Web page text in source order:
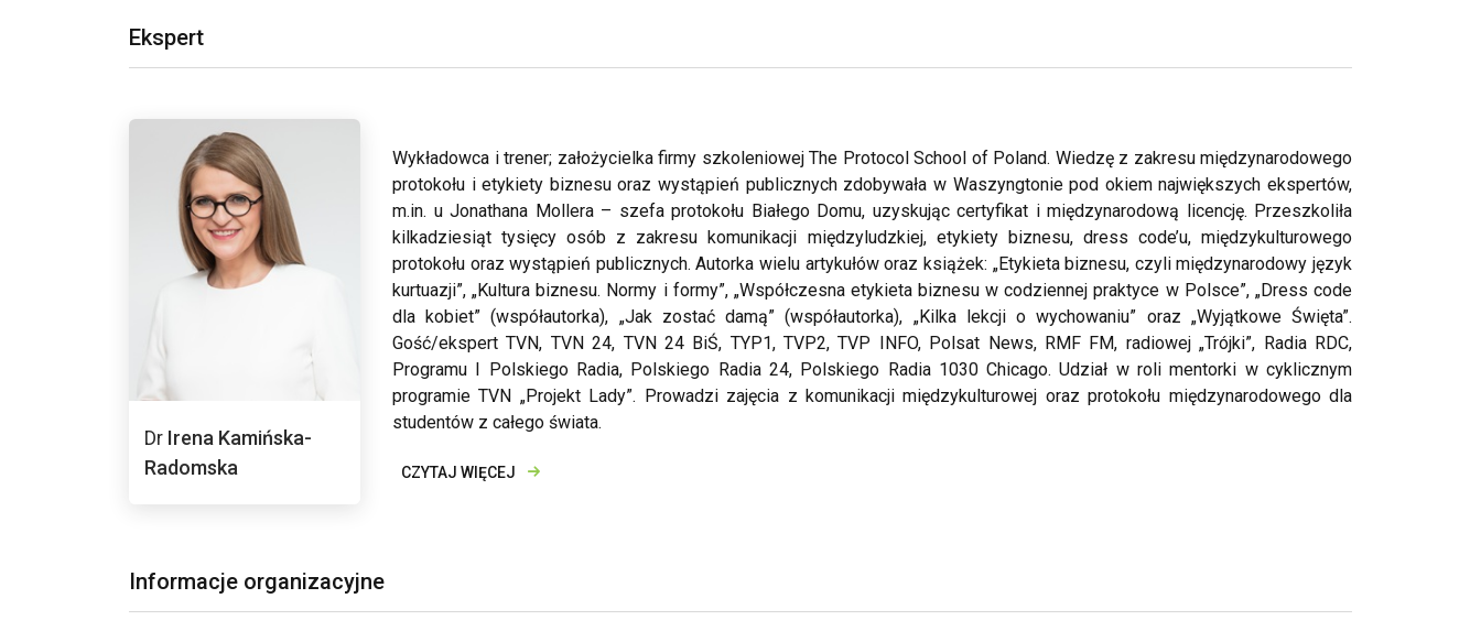
Ekspert
Dr Irena Kamińska-
Radomska
Wykładowca i trener; założycielka firmy szkoleniowej The Protocol School of Poland. Wiedzę z zakresu międzynarodowego
protokołu i etykiety biznesu oraz wystąpień publicznych zdobywała w Waszyngtonie pod okiem największych ekspertów,
m.in. u Jonathana Mollera – szefa protokołu Białego Domu, uzyskując certyfikat i międzynarodową licencję. Przeszkoliła
kilkadziesiąt tysięcy osób z zakresu komunikacji międzyludzkiej, etykiety biznesu, dress code’u, międzykulturowego
protokołu oraz wystąpień publicznych. Autorka wielu artykułów oraz książek: „Etykieta biznesu, czyli międzynarodowy język
kurtuazji”, „Kultura biznesu. Normy i formy”, „Współczesna etykieta biznesu w codziennej praktyce w Polsce”, „Dress code
dla kobiet” (współautorka), „Jak zostać damą” (współautorka), „Kilka lekcji o wychowaniu” oraz „Wyjątkowe Święta”.
Gość/ekspert TVN, TVN 24, TVN 24 BiŚ, TYP1, TVP2, TVP INFO, Polsat News, RMF FM, radiowej „Trójki”, Radia RDC,
Programu I Polskiego Radia, Polskiego Radia 24, Polskiego Radia 1030 Chicago. Udział w roli mentorki w cyklicznym
programie TVN „Projekt Lady”. Prowadzi zajęcia z komunikacji międzykulturowej oraz protokołu międzynarodowego dla
studentów z całego świata.
CZYTAJ WIĘCEJ
Informacje organizacyjne